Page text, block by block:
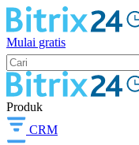
Mulai gratis
Produk
CRM